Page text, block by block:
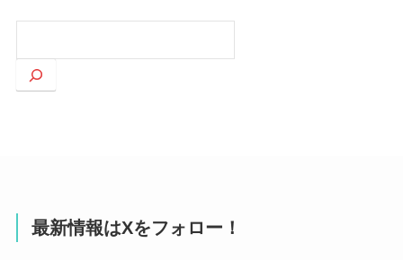
索
最新情報はXをフォロー！